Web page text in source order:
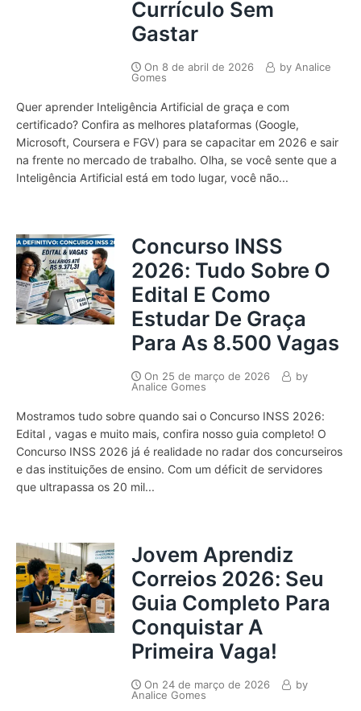
Currículo Sem
Gastar
On 8 de abril de 2026 by Analice
Gomes
Quer aprender Inteligência Artificial de graça e com
certificado? Confira as melhores plataformas (Google,
Microsoft, Coursera e FGV) para se capacitar em 2026 e sair
na frente no mercado de trabalho. Olha, se você sente que a
Inteligência Artificial está em todo lugar, você não...
Concurso INSS
2026: Tudo Sobre O
Edital E Como
Estudar De Graça
Para As 8.500 Vagas
On 25 de março de 2026
by
Analice Gomes
Mostramos tudo sobre quando sai o Concurso INSS 2026:
Edital , vagas e muito mais, confira nosso guia completo! O
Concurso INSS 2026 já é realidade no radar dos concurseiros
e das instituições de ensino. Com um déficit de servidores
que ultrapassa os 20 mil...
Jovem Aprendiz
Correios 2026: Seu
Guia Completo Para
Conquistar A
Primeira Vaga!
On 24 de março de 2026
by
Analice Gomes